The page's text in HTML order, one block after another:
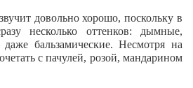
довольно хорошо, поскольку в
несколько оттенков: дымные,
бальзамические. Несмотря на
с пачулей, розой, мандарином